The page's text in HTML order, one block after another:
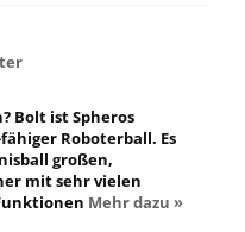
Bolt ist Spheros
Roboterball. Es
großen,
mit sehr vielen
Mehr dazu »